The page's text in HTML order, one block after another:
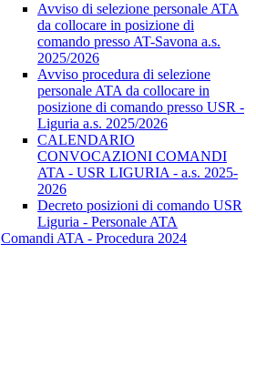
Avviso di selezione personale ATA
da collocare in posizione di
comando presso AT-Savona a.s.
2025/2026
Avviso procedura di selezione
personale ATA da collocare in
posizione di comando presso USR -
Liguria a.s. 2025/2026
CALENDARIO
CONVOCAZIONI COMANDI
ATA - USR LIGURIA - a.s. 2025-
2026
Decreto posizioni di comando USR
Liguria - Personale ATA
Comandi ATA - Procedura 2024